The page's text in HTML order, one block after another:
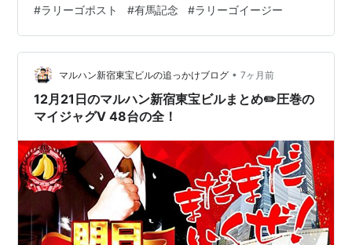
枚-1,700枚 そして前日のラリーゴポストからの全系予
想。 こんばんは♪新宿東宝ビルラリーゴです🦍#サンスポ
取材なん…
#ラリーゴポスト #有馬記念 #ラリーゴイージー
マルハン新宿東宝ビルの追っかけブログ • 7ヶ月前
12月21日のマルハン新宿東宝ビルまとめ✏️圧巻の
マイジャグV 48台の全！